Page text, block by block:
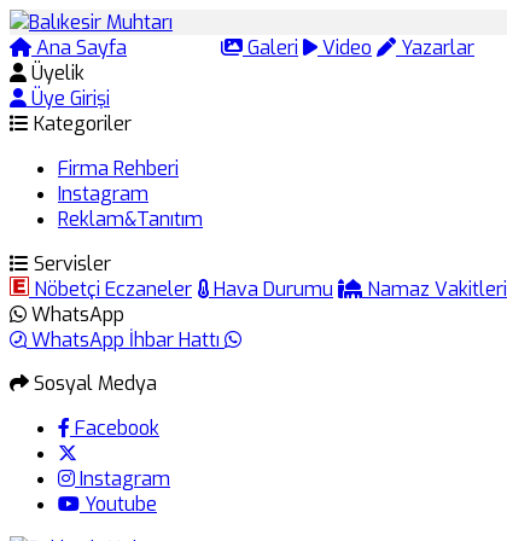
Ana Sayfa Galeri Video
Yazarlar
Üyelik
Üye Girişi
Kategoriler
Firma Rehberi
Instagram
Reklam&Tanıtım
Servisler
Nöbetçi Eczaneler
Hava Durumu Namaz Vakitleri
WhatsApp
WhatsApp İhbar Hattı
Sosyal Medya
Facebook
Instagram
Youtube